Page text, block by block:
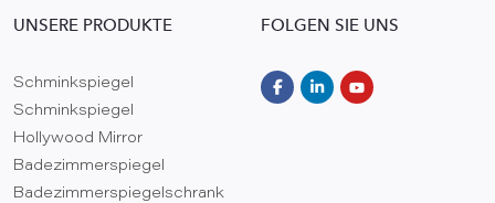
UNSERE PRODUKTE
Schminkspiegel
Schminkspiegel
Hollywood Mirror
Badezimmerspiegel
Badezimmerspiegelschrank
FOLGEN SIE UNS